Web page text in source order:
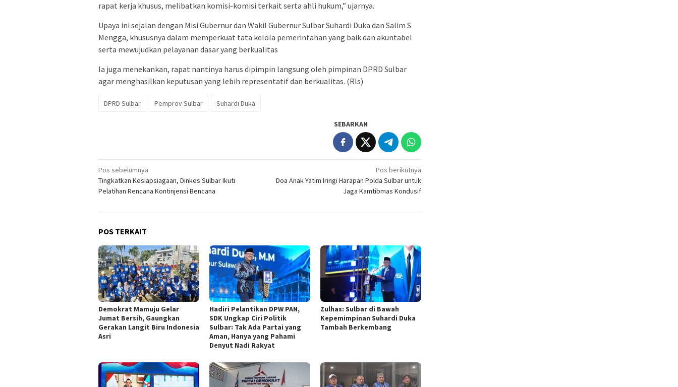
rapat kerja khusus, melibatkan komisi-komisi terkait serta ahli hukum,” ujarnya.
Upaya ini sejalan dengan Misi Gubernur dan Wakil Gubernur Sulbar Suhardi Duka dan Salim S
Mengga, khususnya dalam memperkuat tata kelola pemerintahan yang baik dan akuntabel
serta mewujudkan pelayanan dasar yang berkualitas
Ia juga menekankan, rapat nantinya harus dipimpin langsung oleh pimpinan DPRD Sulbar
agar menghasilkan keputusan yang lebih representatif dan berkualitas. (Rls)
DPRD Sulbar Pemprov Sulbar Suhardi Duka
SEBARKAN
Navigasi
pos
Pos sebelumnya
Tingkatkan Kesiapsiagaan, Dinkes Sulbar Ikuti
Pelatihan Rencana Kontinjensi Bencana
Pos berikutnya
Doa Anak Yatim Iringi Harapan Polda Sulbar untuk
Jaga Kamtibmas Kondusif
POS TERKAIT
Demokrat Mamuju Gelar
Jumat Bersih, Gaungkan
Gerakan Langit Biru Indonesia
Asri
Hadiri Pelantikan DPW PAN,
SDK Ungkap Ciri Politik
Sulbar: Tak Ada Partai yang
Aman, Hanya yang Pahami
Denyut Nadi Rakyat
Zulhas: Sulbar di Bawah
Kepemimpinan Suhardi Duka
Tambah Berkembang